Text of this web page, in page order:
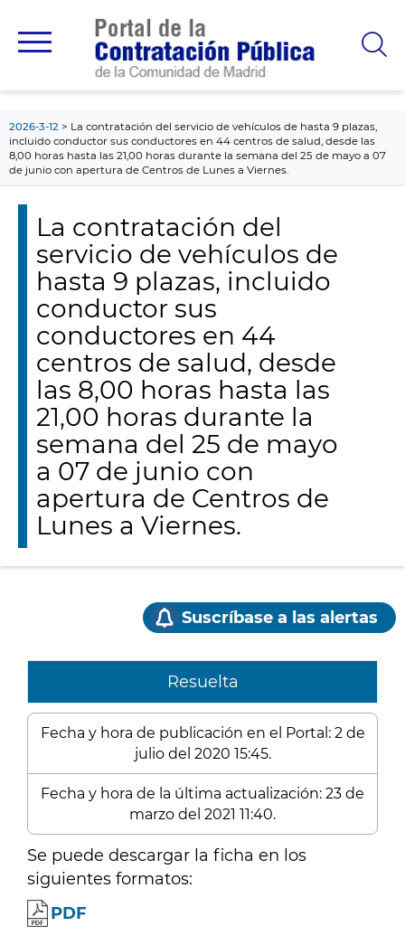
principal
2026-3-12
La contratación del servicio de vehículos de hasta 9 plazas,
incluido conductor sus conductores en 44 centros de salud, desde las
8,00 horas hasta las 21,00 horas durante la semana del 25 de mayo a 07
de junio con apertura de Centros de Lunes a Viernes.
La contratación del
servicio de vehículos de
hasta 9 plazas, incluido
conductor sus
conductores en 44
centros de salud, desde
las 8,00 horas hasta las
21,00 horas durante la
semana del 25 de mayo
a 07 de junio con
apertura de Centros de
Lunes a Viernes.
Suscríbase a las alertas
Resuelta
Fecha y hora de publicación en el Portal: 2 de
julio del 2020 15:45.
Fecha y hora de la última actualización: 23 de
marzo del 2021 11:40.
Se puede descargar la ficha en los
siguientes formatos:
PDF